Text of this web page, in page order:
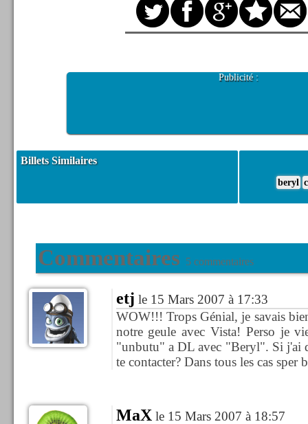
Publicité :
Billets Similaires
beryl
Commentaires 5 commentaires
etj le 15 Mars 2007 à 17:33
WOW!!! Trops Génial, je savais
notre geule avec Vista! Perso je
"unbutu" a DL avec "Beryl". Si j'ai
te contacter? Dans tous les cas
MaX le 15 Mars 2007 à 18:57